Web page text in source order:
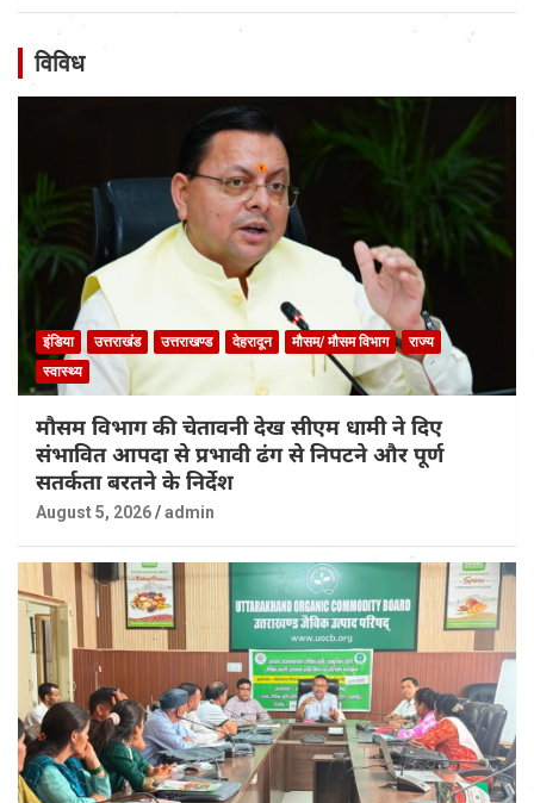
विविध
इंडिया उत्तराखंड उत्तराखण्ड देहरादून मौसम/ मौसम विभाग
राज्य
स्वास्थ्य
मौसम विभाग की चेतावनी देख सीएम धामी ने दिए
संभावित आपदा से प्रभावी ढंग से निपटने और पूर्ण
सतर्कता बरतने के निर्देश
August 5, 2026 admin